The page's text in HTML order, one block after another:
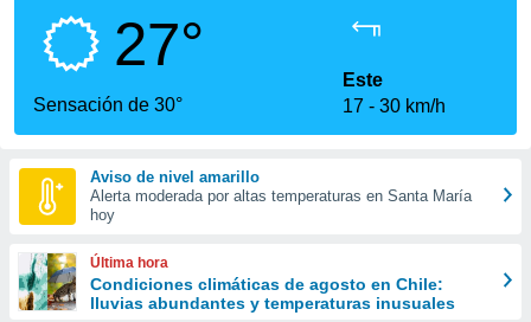
que se
calidad.
a este
las
y
forma
digital
basada
27°
Sensación de 30°
Este
17
30 km/h
Aviso de nivel amarillo
Alerta moderada por altas temperaturas en Santa María
hoy
Última hora
Condiciones climáticas de agosto en Chile:
lluvias abundantes y temperaturas inusuales